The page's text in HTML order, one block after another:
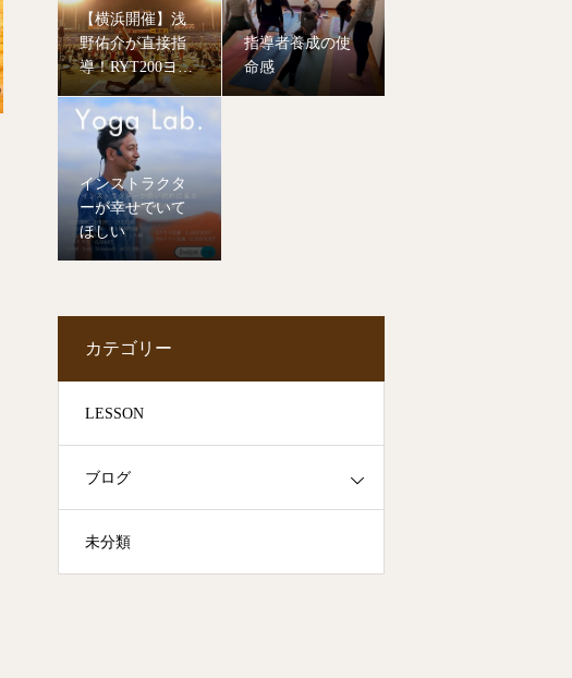
【横浜開催】浅
野佑介が直接指
導！RYT200ヨガ
指導者養成講
座、8月より開講
します。
指導者養成の使
命感
インストラクタ
ーが幸せでいて
ほしい
カテゴリー
LESSON
ブログ
未分類